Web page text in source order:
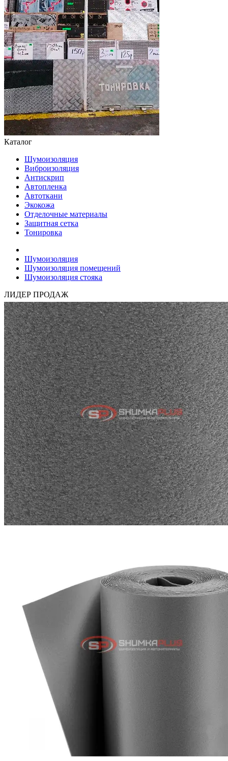
Каталог
Шумоизоляция
Виброизоляция
Антискрип
Автопленка
Автоткани
Экокожа
Отделочные материалы
Защитная сетка
Тонировка
Шумоизоляция
Шумоизоляция помещений
Шумоизоляция стояка
ЛИДЕР ПРОДАЖ